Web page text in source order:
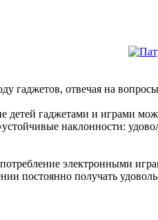
гаджетов, отвечая на
гаджетами и играми
наклонности:
электронными
постоянно получать